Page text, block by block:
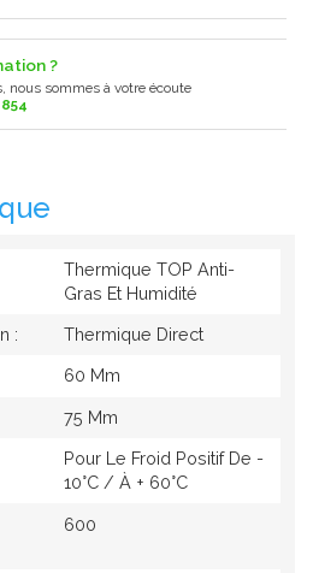
?
nous sommes à votre écoute
Thermique TOP Anti-
Gras Et Humidité
: Thermique Direct
60 Mm
75 Mm
Pour Le Froid Positif De -
10°c / À + 60°c
600